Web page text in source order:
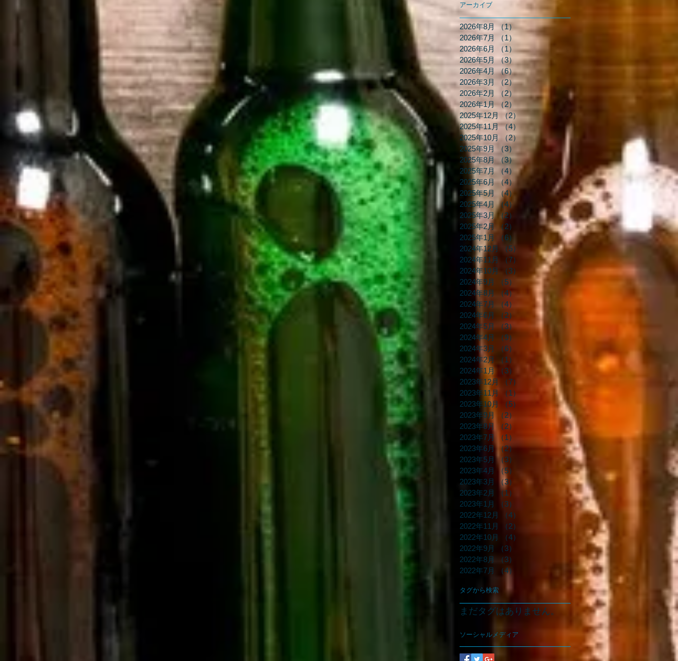
アーカイブ
2026年8月 （1）
1件の記事
2026年7月
（1）
1件の記事
2026年6月
（1）1件の記事
2026年5月 （3）3件の記事
2026年4月 （6）6件の記事
2026年3月
（2）2件の記事
2026年2月
（2）2件の記事
2026年1月 （2）2件の記事
2025年12月
（2）2件の記事
2025年11月 （4）
4件の記事
2025年10月
（2）
2件の記事
2025年9月
（3）
3件の記事
2025年8月 （3）3件の記事
2025年7月
（4）
4件の記事
2025年6月 （4）
2025年5月
（4）
2025年4月 （4）
2025年3月
（2）
2件の記事
2025年2月
（2）
2件の記事
2025年1月
（6）
6件の記事
2024年12月
（5）
5件の記事
2024年11月
（7）
7件の記事
2024年10月
（3）
3件の記事
2024年9月
（5）
5件の記事
2024年8月
（4）4件の記事
2024年7月
（4）
4件の記事
2024年6月
（2）
2件の記事
2024年5月
（3）
3件の記事
2024年4月
（9）
9件の記事
2024年3月
（6）
2024年2月
（1）
1件の記事
2024年1月
（3）
3件の記事
2023年12月
（7）
7件の記事
2023年11月
（1）
2023年10月
（5）
2023年9月
（2）
2023年8月
（2）
2023年7月
（1）
2023年6月
（2）2件の記事
2023年5月 （3）
2023年4月
（5）
2023年3月
（3）
2023年2月
（1）
2023年1月
（3）
2022年12月
（4）
2022年11月
（2）
2022年10月
（4）
2022年9月
（3）
2022年8月
（3）
2022年7月
（4）
タグから検索
まだタグはありません。
ソーシャルメディア